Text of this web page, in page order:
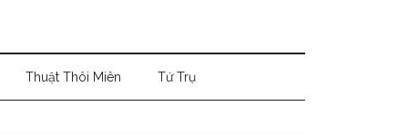
Thuật Thôi Miên Tứ Trụ